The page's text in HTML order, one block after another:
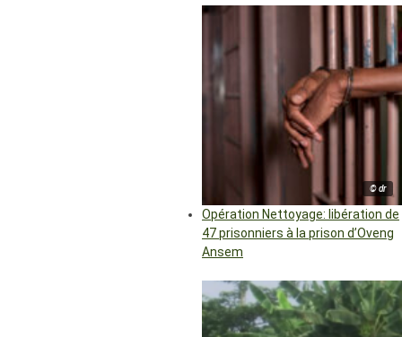
© dr
Opération Nettoyage: libération de
47 prisonniers à la prison d’Oveng
Ansem